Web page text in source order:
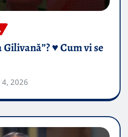
♥️ Cum vi se
4, 2026